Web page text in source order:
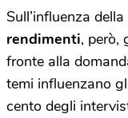
Sull’influenza
rendimenti, però,
fronte alla
temi influenzano
cento degli